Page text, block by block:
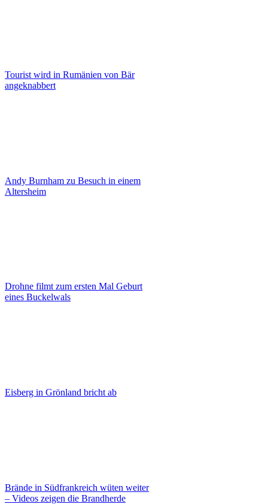
Tourist wird in Rumänien von Bär
angeknabbert
Andy Burnham zu Besuch in einem
Altersheim
Drohne filmt zum ersten Mal Geburt
eines Buckelwals
Eisberg in Grönland bricht ab
Brände in Südfrankreich wüten weiter
– Videos zeigen die Brandherde